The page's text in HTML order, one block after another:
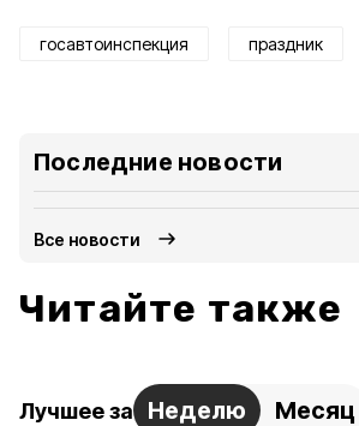
госавтоинспекция праздник
Последние новости
Все новости
Читайте также
Лучшее за Неделю Месяц